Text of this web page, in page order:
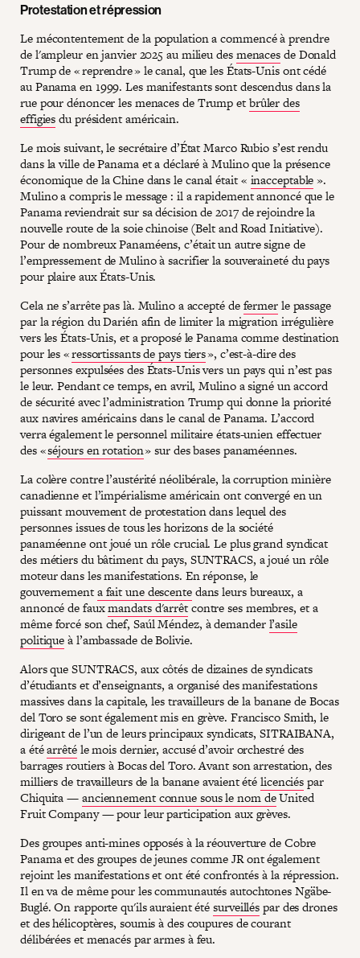
Protestation et répression
Le mécontentement de la population a commencé à prendre
de l'ampleur en janvier 2025 au milieu desmenacesde Donald
Trump de « reprendre » le canal, que les États-Unis ont cédé
au Panama en 1999. Les manifestants sont descendus dans la
rue pour dénoncer les menaces de Trump etbrûler des
effigiesdu président américain.
Le mois suivant, le secrétaire d’État Marco Rubio s’est rendu
dans la ville de Panama et a déclaré à Mulino que la présence
économique de la Chine dans le canal était « inacceptable».
Mulino a compris le message : il a rapidement annoncé que le
Panama reviendrait sur sa décision de 2017 de rejoindre la
nouvelle route de la soie chinoise (Belt and Road Initiative).
Pour de nombreux Panaméens, c’était un autre signe de
l’empressement de Mulino à sacrifier la souveraineté du pays
pour plaire aux États-Unis.
Cela ne s’arrête pas là. Mulino a accepté defermerle passage
par la région du Darién afin de limiter la migration irrégulière
vers les États-Unis, et a proposé le Panama comme destination
pour les «ressortissants de pays tiers», c’est-à-dire des
personnes expulsées des États-Unis vers un pays qui n’est pas
le leur. Pendant ce temps, en avril, Mulino a signé un accord
de sécurité avec l’administration Trump qui donne la priorité
aux navires américains dans le canal de Panama. L’accord
verra également le personnel militaire états-unien effectuer
des «séjours en rotation» sur des bases panaméennes.
La colère contre l’austérité néolibérale, la corruption minière
canadienne et l’impérialisme américain ont convergé en un
puissant mouvement de protestation dans lequel des
personnes issues de tous les horizons de la société
panaméenne ont joué un rôle crucial. Le plus grand syndicat
des métiers du bâtiment du pays, SUNTRACS, a joué un rôle
moteur dans les manifestations. En réponse, le
gouvernementa fait une descentedans leurs bureaux, a
annoncé de fauxmandats d'arrêtcontre ses membres, et a
même forcé son chef, Saúl Méndez, à demanderl’asile
politiqueà l’ambassade de Bolivie.
Alors que SUNTRACS, aux côtés de dizaines de syndicats
d’étudiants et d’enseignants, a organisé des manifestations
massives dans la capitale, les travailleurs de la banane de Bocas
del Toro se sont également mis en grève. Francisco Smith, le
dirigeant de l’un de leurs principaux syndicats, SITRAIBANA,
a étéarrêtéle mois dernier, accusé d’avoir orchestré des
barrages routiers à Bocas del Toro. Avant son arrestation, des
milliers de travailleurs de la banane avaient étélicenciéspar
Chiquita —anciennement connue sous le nom deUnited
Fruit Company — pour leur participation aux grèves.
Des groupes anti-mines opposés à la réouverture de Cobre
Panama et des groupes de jeunes comme JR ont également
rejoint les manifestations et ont été confrontés à la répression.
Il en va de même pour les communautés autochtones Ngäbe-
Buglé. On rapporte qu'ils auraient étésurveilléspar des drones
et des hélicoptères, soumis à des coupures de courant
délibérées et menacés par armes à feu.